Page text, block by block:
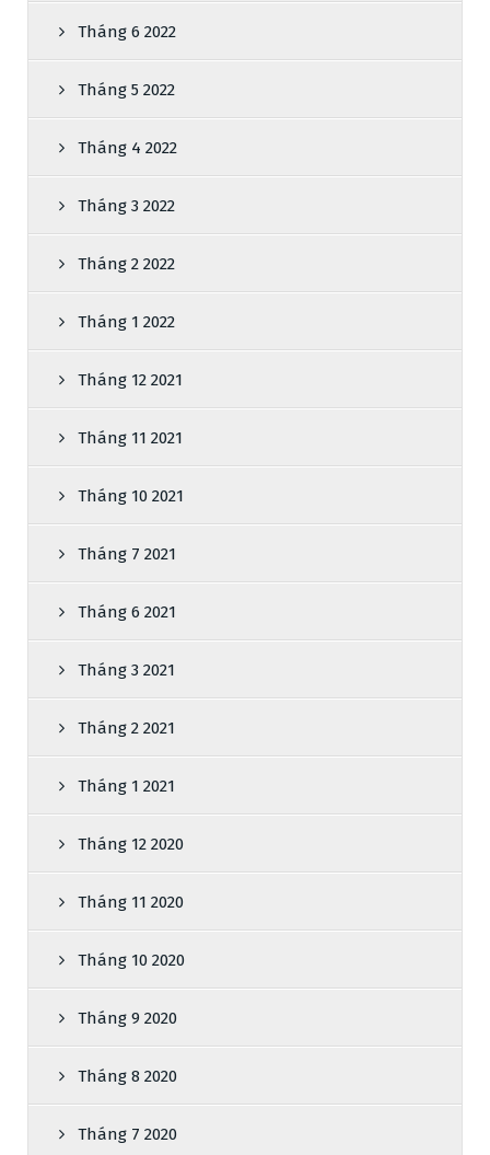
Tháng 6 2022
Tháng 5 2022
Tháng 4 2022
Tháng 3 2022
Tháng 2 2022
Tháng 1 2022
Tháng 12 2021
Tháng 11 2021
Tháng 10 2021
Tháng 7 2021
Tháng 6 2021
Tháng 3 2021
Tháng 2 2021
Tháng 1 2021
Tháng 12 2020
Tháng 11 2020
Tháng 10 2020
Tháng 9 2020
Tháng 8 2020
Tháng 7 2020